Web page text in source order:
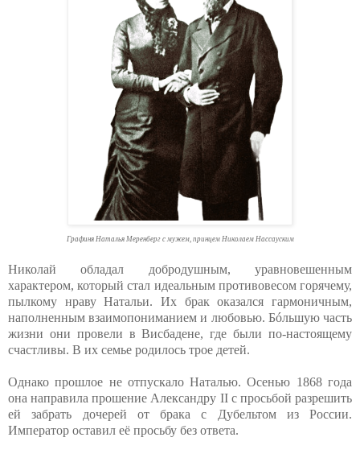
Графиня Наталья Меренберг с мужем, принцем Николаем Нассауским
Николай обладал добродушным, уравновешенным
характером, который стал идеальным противовесом горячему,
пылкому нраву Натальи. Их брак оказался гармоничным,
наполненным взаимопониманием и любовью. Бóльшую часть
жизни они провели в Висбадене, где были по-настоящему
счастливы. В их семье родилось трое детей.
Однако прошлое не отпускало Наталью. Осенью 1868 года
она направила прошение Александру II с просьбой разрешить
ей забрать дочерей от брака с Дубельтом из России.
Император оставил её просьбу без ответа.